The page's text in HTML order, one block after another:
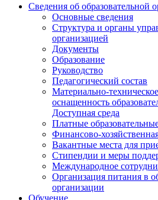
Сведения об образовательной
Основные сведения
Структура и органы
организацией
Документы
Образование
Руководство
Педагогический состав
Материально-
оснащенность
Доступная среда
Платные
Финансово-
Вакантные места для
Стипендии и меры
Международное
Организация питания в
организации
Обучение